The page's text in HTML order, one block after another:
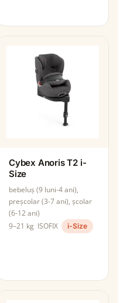
Cybex Anoris T2 i-
Size
bebeluș (9 luni-4 ani),
preșcolar (3-7 ani), școlar
(6-12 ani)
9–21 kg ISOFIX i-Size